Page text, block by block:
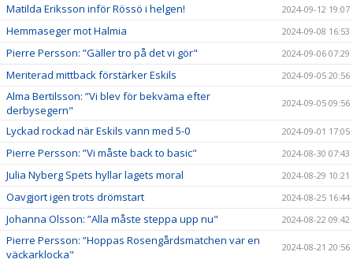
Matilda Eriksson inför Rössö i helgen! 2024-09-12 19:07
Hemmaseger mot Halmia 2024-09-08 16:53
Pierre Persson: ”Gäller tro på det vi gör" 2024-09-06 07:29
Meriterad mittback förstärker Eskils 2024-09-05 20:56
Alma Bertilsson: ”Vi blev för bekväma efter
derbysegern"
2024-09-05 09:56
Lyckad rockad när Eskils vann med 5-0 2024-09-01 17:05
Pierre Persson: ”Vi måste back to basic" 2024-08-30 07:43
Julia Nyberg Spets hyllar lagets moral 2024-08-29 10:21
Oavgjort igen trots drömstart 2024-08-25 16:44
Johanna Olsson: ”Alla måste steppa upp nu" 2024-08-22 09:42
Pierre Persson: ”Hoppas Rosengårdsmatchen var en
väckarklocka"
2024-08-21 20:56